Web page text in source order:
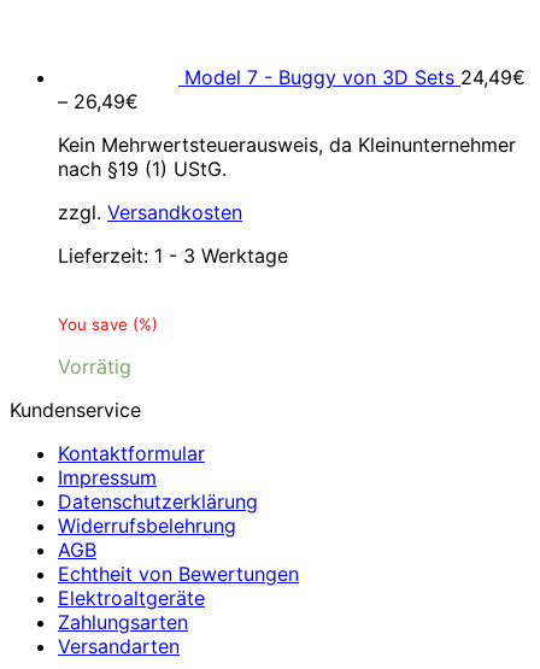
Model 7 - Buggy von 3D Sets 24,49€
– 26,49€
Kein Mehrwertsteuerausweis, da Kleinunternehmer
nach §19 (1) UStG.
zzgl. Versandkosten
Lieferzeit: 1 - 3 Werktage
You save (%)
Vorrätig
Kundenservice
Kontaktformular
Impressum
Datenschutzerklärung
Widerrufsbelehrung
AGB
Echtheit von Bewertungen
Elektroaltgeräte
Zahlungsarten
Versandarten